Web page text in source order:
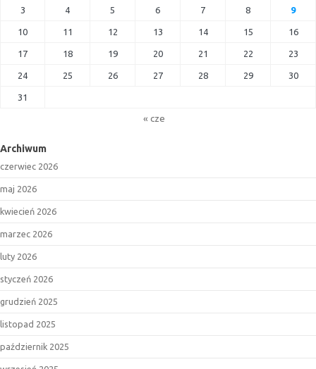
3 4 5 6 7 8 9
10 11 12 13 14 15 16
17 18 19 20 21 22 23
24 25 26 27 28 29 30
31
« cze
Archiwum
czerwiec 2026
maj 2026
kwiecień 2026
marzec 2026
luty 2026
styczeń 2026
grudzień 2025
listopad 2025
październik 2025